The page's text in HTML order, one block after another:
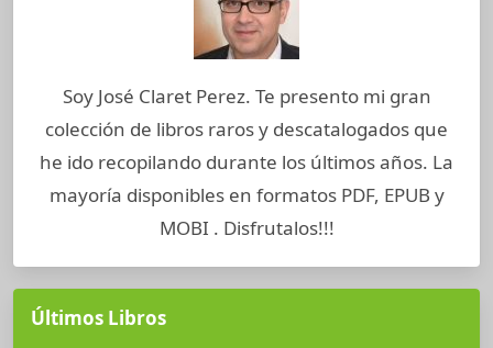
Soy José Claret Perez. Te presento mi gran
colección de libros raros y descatalogados que
he ido recopilando durante los últimos años. La
mayoría disponibles en formatos PDF, EPUB y
MOBI . Disfrutalos!!!
Últimos Libros